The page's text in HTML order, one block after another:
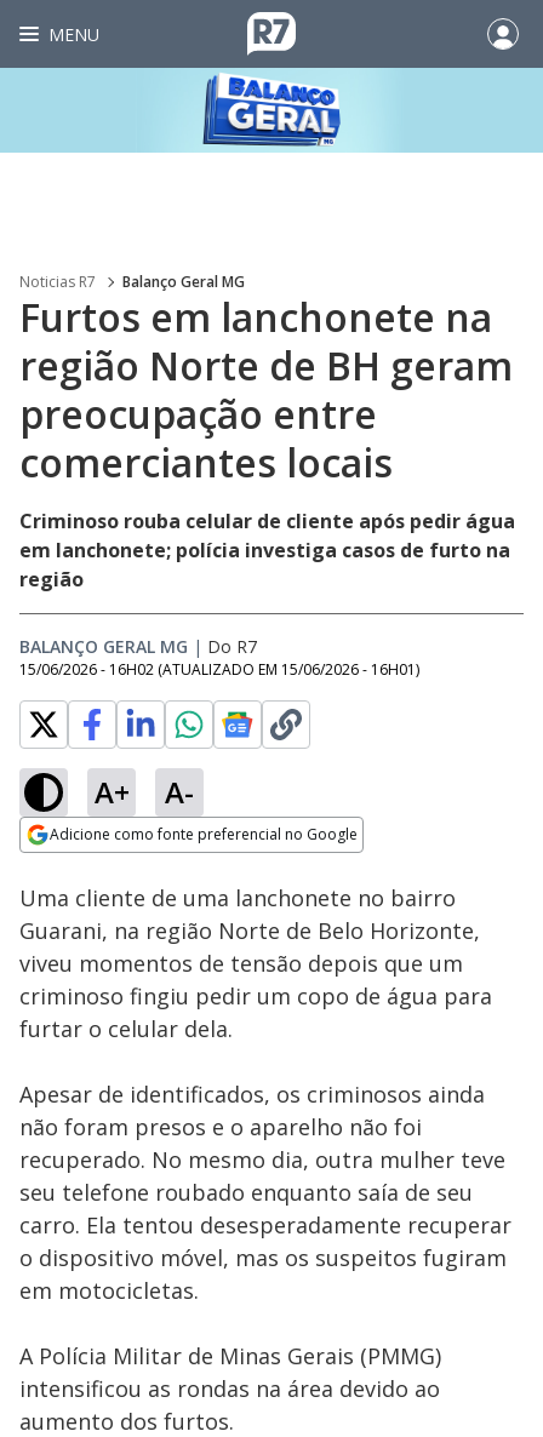
MENU
Noticias R7 Balanço Geral MG
Furtos em lanchonete na
região Norte de BH geram
preocupação entre
comerciantes locais
Criminoso rouba celular de cliente após pedir água
em lanchonete; polícia investiga casos de furto na
região
BALANÇO GERAL MG | Do R7
15/06/2026 - 16H02 (ATUALIZADO EM 15/06/2026 - 16H01)
A+ A-
Adicione como fonte preferencial no Google
Ativar
Loaded
28.66%
Uma cliente de uma lanchonete no bairro
Guarani, na região Norte de Belo Horizonte,
viveu momentos de tensão depois que um
criminoso fingiu pedir um copo de água para
furtar o celular dela.
Apesar de identificados, os criminosos ainda
não foram presos e o aparelho não foi
recuperado. No mesmo dia, outra mulher teve
seu telefone roubado enquanto saía de seu
carro. Ela tentou desesperadamente recuperar
o dispositivo móvel, mas os suspeitos fugiram
em motocicletas.
A Polícia Militar de Minas Gerais (PMMG)
intensificou as rondas na área devido ao
aumento dos furtos.